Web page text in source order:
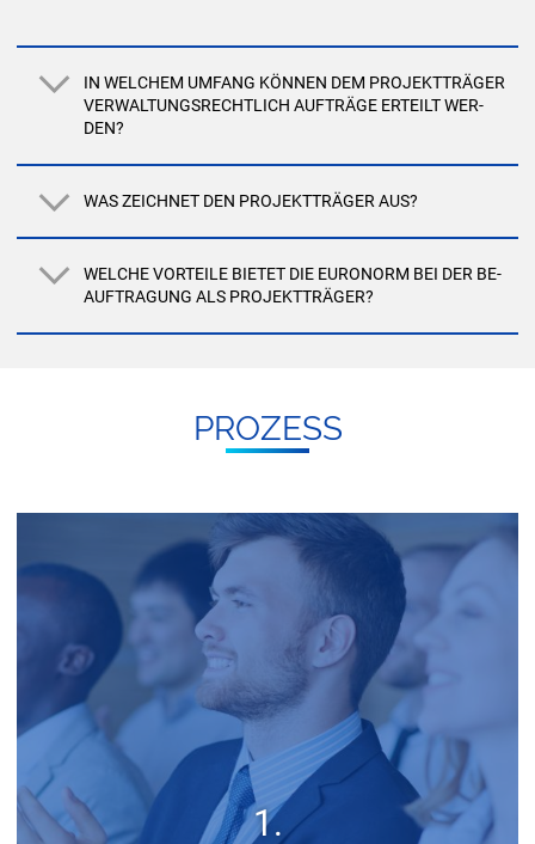
IN WEL­CHEM UM­FANG KÖN­NEN DEM PRO­JEKT­TRÄ­GER
VER­WAL­TUNGS­RECHT­LICH AUF­TRÄ­GE ER­TEILT WER­
DEN?
WAS ZEICH­NET DEN PRO­JEKT­TRÄ­GER AUS?
WEL­CHE VOR­TEI­LE BIE­TET DIE EU­RO­NORM BEI DER BE­
AUF­TRA­GUNG ALS PRO­JEKT­TRÄ­GER?
PRO­ZESS